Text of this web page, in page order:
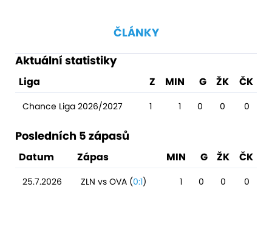
ČLÁNKY
Aktuální statistiky
Liga Z MIN G ŽK ČK
Chance Liga 2026/2027 1 1 0 0 0
Posledních 5 zápasů
Datum Zápas MIN G ŽK ČK
25.7.2026 ZLN vs OVA (0:1) 1 0 0 0